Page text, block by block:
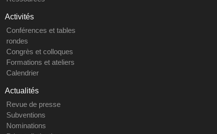
Activités
Conférences et tables
rondes
Congrès et colloques
Formations et ateliers
Calendrier
Actualités
Revue de presse
Subventions
Nominations